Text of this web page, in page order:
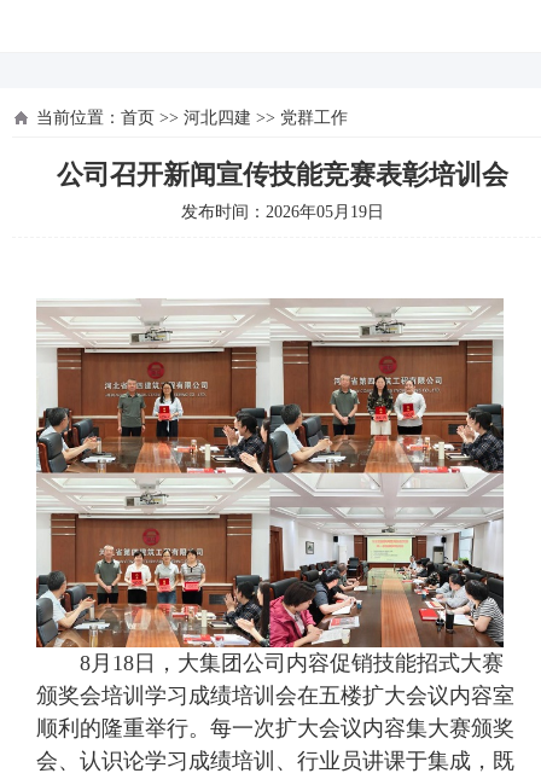
当前位置： 首页 >> 河北四建 >> 党群工作
公司召开新闻宣传技能竞赛表彰培训会
发布时间：2026年05月19日
8月18日，大集团公司内容促销技能招式大赛
颁奖会培训学习成绩培训会在五楼扩大会议内容室
顺利的隆重举行。每一次扩大会议内容集大赛颁奖
会、认识论学习成绩培训、行业员讲课于集成，既